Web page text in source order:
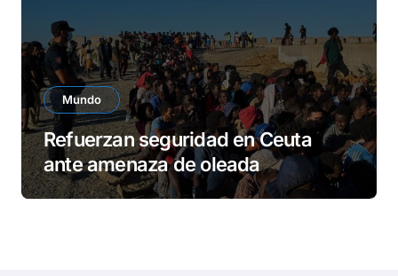
Mundo
Refuerzan seguridad en Ceuta
ante amenaza de oleada
migratoria